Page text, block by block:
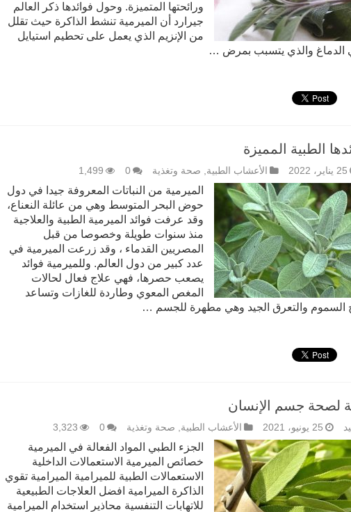
ورائحتها المتميزة. وحول فوائدها ذكر العالم
جيرارد أن الميرمية تنشط الذاكرة حيث تقلل
من الإنزيم الذي يعمل على تحطيم استيايل
الدماغ والذي يتسبب بمرض …
الطبية المميزة
25 يناير، 2022 الأعشاب الطبية, صحة وتغذية 0
1,499
الميرمية من النباتات المعروفة جيدا في دول
حوض البحر المتوسط وهي من عائلة النعناع،
وقد عرفت فوائد الميرمية الطبية والعلاجية
منذ سنوات طويلة وخصوصا من قبل
المصريين القدماء ، وقد زرعت الميرمية في
عدد كبير من دول العالم. وللميرمية فوائد
يصعب حصرها، فهي علاج فعال لحالات
المغص المعوي وطاردة للغازات وتساعد
السموم والتعرق الجيد وهي مطهرة للجسم …
لصحة جسم الإنسان
25 يونيو، 2021 الأعشاب الطبية, صحة وتغذية 0
3,323
الجزء الطبي المواد الفعالة في الميرمية
خصائص الميرمية الاستعمالات الداخلية
الاستعمالات الطبية للميرامية الميرامية تقوي
الذاكرة الميرامية افضل العلاجات الطبيعية
للاتهابات التنفسية محاذير استخدام الميرامية